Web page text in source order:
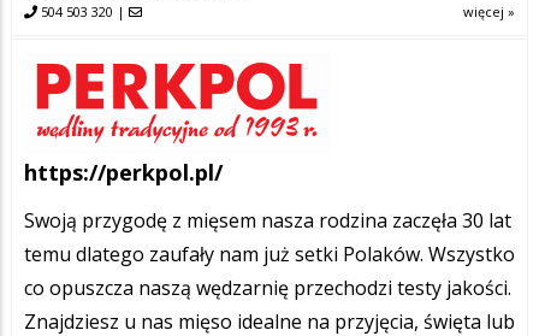
504 503 320 | więcej »
https://perkpol.pl/
Swoją przygodę z mięsem nasza rodzina zaczęła 30 lat
temu dlatego zaufały nam już setki Polaków. Wszystko
co opuszcza naszą wędzarnię przechodzi testy jakości.
Znajdziesz u nas mięso idealne na przyjęcia, święta lub